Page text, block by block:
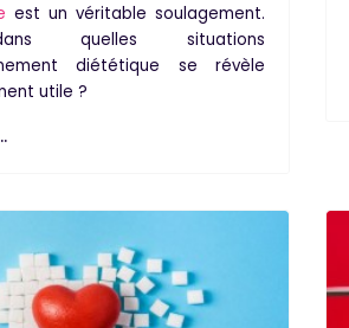
est un véritable soulagement.
quelles situations
diététique se révèle
utile ?